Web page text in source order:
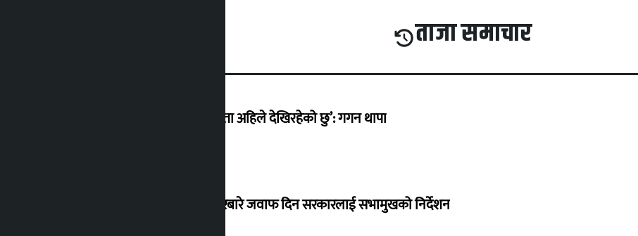
ताजा समाचार
‘देशमा कहिल्यै नभएको शासकीय अराजकता अहिले देखिरहेको छु’: गगन थापा
सांसद यादवले उठाएको ढल्केबर ट्रमा सेन्टरबारे जवाफ दिन सरकारलाई सभामुखको निर्देशन